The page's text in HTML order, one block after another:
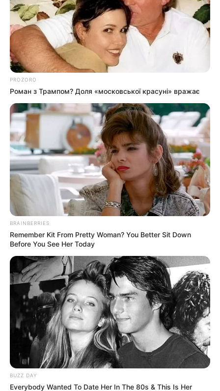
Пов’язаний запис
ПАРТНЕРСЬКІ МАТЕРІАЛИ ПОДІЇ
Попит на нерухомість в
Ужгороді зростає – аналітика
PROZORO
Роман з Трампом? Доля «московської красуні» вражає
BRAINBERRIES
Remember Kit From Pretty Woman? You Better Sit Down
Before You See Her Today
BUZZ DAY
Everybody Wanted To Date Her In The 80s & This Is Her